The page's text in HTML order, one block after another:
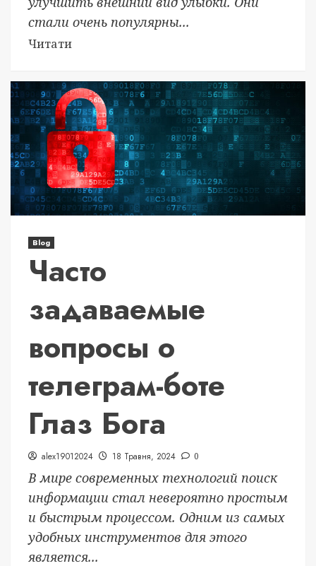
стали очень популярны...
Читати
Blog
Часто
задаваемые
вопросы о
телеграм-боте
Глаз Бога
alex19012024 18 Травня, 2024 0
В мире современных технологий поиск
информации стал невероятно простым
и быстрым процессом. Одним из самых
удобных инструментов для этого
является...